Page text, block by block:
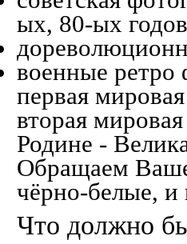
ых, 80-ых
военные ретро
первая
вторая
Родине -
Обращаем
чёрно-белые, и
Что должно